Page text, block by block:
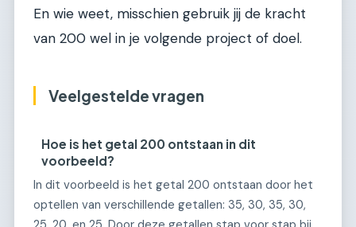
En wie weet, misschien gebruik jij de kracht
van 200 wel in je volgende project of doel.
Veelgestelde vragen
Hoe is het getal 200 ontstaan in dit
voorbeeld?
In dit voorbeeld is het getal 200 ontstaan door het
optellen van verschillende getallen: 35, 30, 35, 30,